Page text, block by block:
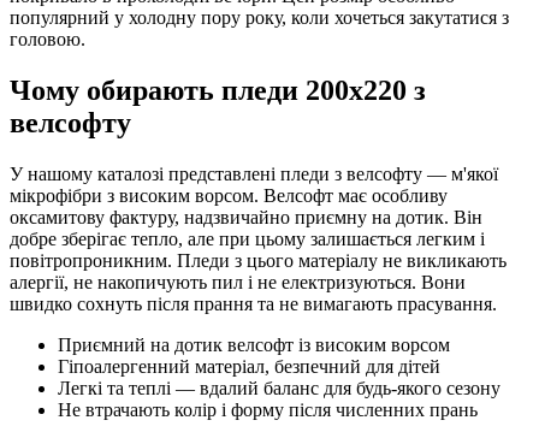
популярний у холодну пору року, коли хочеться закутатися з
головою.
Чому обирають пледи 200х220 з
велсофту
У нашому каталозі представлені пледи з велсофту — м'якої
мікрофібри з високим ворсом. Велсофт має особливу
оксамитову фактуру, надзвичайно приємну на дотик. Він
добре зберігає тепло, але при цьому залишається легким і
повітропроникним. Пледи з цього матеріалу не викликають
алергії, не накопичують пил і не електризуються. Вони
швидко сохнуть після прання та не вимагають прасування.
Приємний на дотик велсофт із високим ворсом
Гіпоалергенний матеріал, безпечний для дітей
Легкі та теплі — вдалий баланс для будь-якого сезону
Не втрачають колір і форму після численних прань